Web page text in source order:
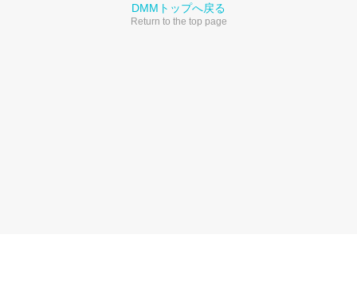
DMMトップへ戻る
Return to the top page